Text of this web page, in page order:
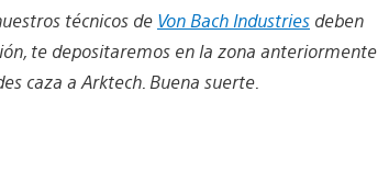
técnicos de Von Bach Industries deben
te depositaremos en la zona anteriormente
caza a Arktech. Buena suerte.